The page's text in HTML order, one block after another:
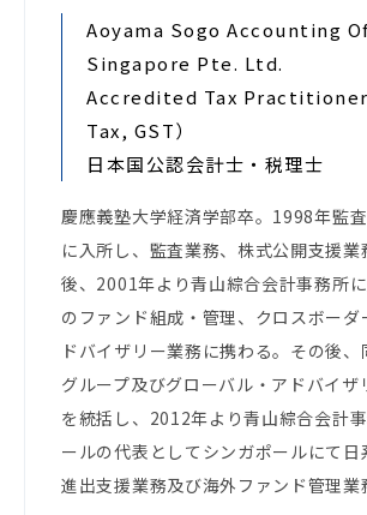
Aoyama Sogo Accounting
Singapore Pte. Ltd.
Accredited Tax
Tax, GST）
日本国公認会計士・税理士
慶應義塾大学経済学部卒。1998年監
に入所し、監査業務、株式公開支援業
後、2001年より青山綜合会計事務所
のファンド組成・管理、クロスボーダ
ドバイザリー業務に携わる。その後、
グループ及びグローバル・アドバイザ
を統括し、2012年より青山綜合会計
ールの代表としてシンガポールにて日
進出支援業務及び海外ファンド管理業